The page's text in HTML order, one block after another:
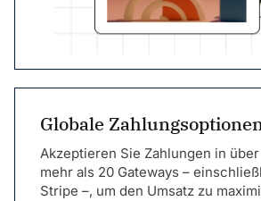
Globale
Akzeptieren Sie Zahlungen in
mehr als 20 Gateways –
Stripe –, um den Umsatz zu